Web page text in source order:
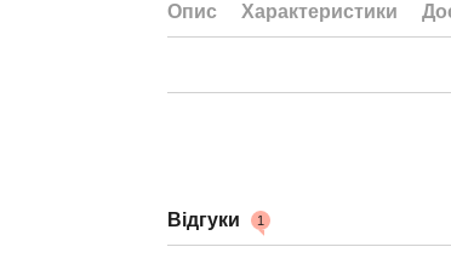
Опис Характеристики
Відгуки 1